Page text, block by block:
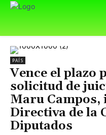
PAÍS
Vence el plazo
solicitud de
Maru
Directiva de la
Diputados